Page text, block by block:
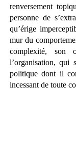
renversement
personne de
qu’érige
mur du
complexité, son
l’organisation, qui
politique dont il
incessant de toute